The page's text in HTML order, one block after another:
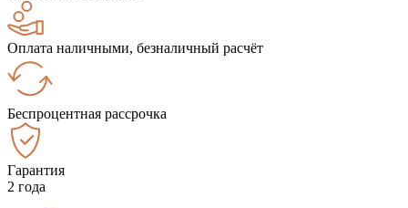
Оплата наличными, безналичный расчёт
Беспроцентная рассрочка
Гарантия
2 года